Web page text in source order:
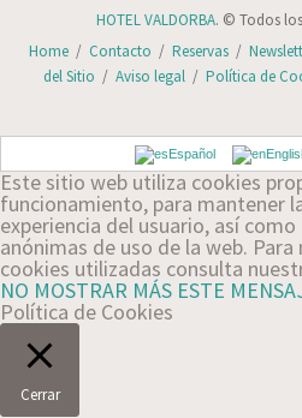
HOTEL VALDORBA. © Todos
Home/ Contacto / Reservas/
del Sitio / Aviso legal / Política de
Español
Este sitio web utiliza cookies
funcionamiento, para mantener
experiencia del usuario, así
anónimas de uso de la web.
cookies utilizadas consulta
NO MOSTRAR MÁS ESTE
Política de Cookies
Cerrar